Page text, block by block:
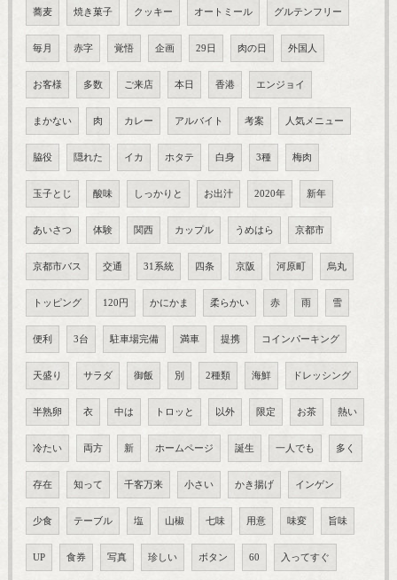
蕎麦 焼き菓子 クッキー オートミール グルテンフリー
毎月 赤字 覚悟 企画 29日 肉の日 外国人
お客様 多数 ご来店 本日 香港 エンジョイ
まかない 肉 カレー アルバイト 考案 人気メニュー
脇役 隠れた イカ ホタテ 白身 3種 梅肉
玉子とじ 酸味 しっかりと お出汁 2020年 新年
あいさつ 体験 関西 カップル うめはら 京都市
京都市バス 交通 31系統 四条 京阪 河原町 烏丸
トッピング 120円 かにかま 柔らかい 赤 雨 雪
便利 3台 駐車場完備 満車 提携 コインパーキング
天盛り サラダ 御飯 別 2種類 海鮮 ドレッシング
半熟卵 衣 中は トロッと 以外 限定 お茶 熱い
冷たい 両方 新 ホームページ 誕生 一人でも 多く
存在 知って 千客万来 小さい かき揚げ インゲン
少食 テーブル 塩 山椒 七味 用意 味変 旨味
UP 食券 写真 珍しい ボタン 60 入ってすぐ